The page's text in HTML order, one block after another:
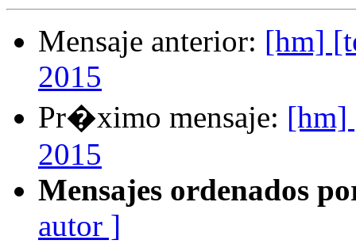
Mensaje anterior: [hm]
2015
Pr�ximo mensaje: [hm]
2015
Mensajes ordenados
autor ]